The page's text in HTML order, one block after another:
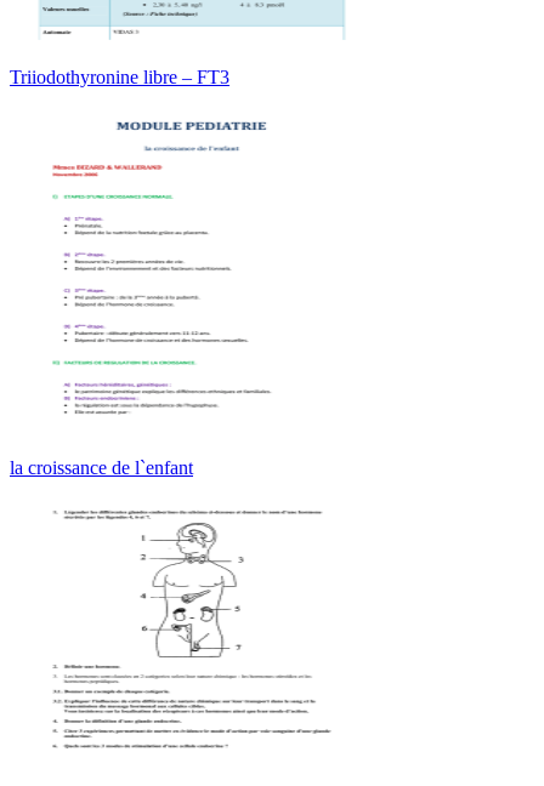
Triiodothyronine libre – FT3
la croissance de l`enfant